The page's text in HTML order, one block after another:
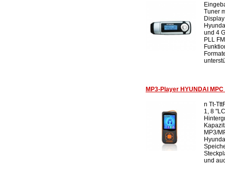
Tuner
und 4
PLL
MP3-Player HYUNDAI
n Tt-
1, 8
MP3/
und